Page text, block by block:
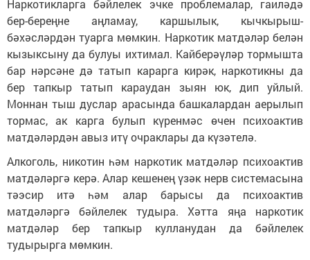
Наркотикларга бәйлелек эчке проблемалар, гаиләдә
бер-береңне аңламау, каршылык, кычкырыш-
бәхәсләрдән туарга мөмкин. Наркотик матдәләр белән
кызыксыну да булуы ихтимал. Кайберәүләр тормышта
бар нәрсәне дә татып карарга кирәк, наркотикны да
бер тапкыр татып караудан зыян юк, дип уйлый.
Моннан тыш дуслар арасында башкалардан аерылып
тормас, ак карга булып күренмәс өчен психоактив
матдәләрдән авыз итү очраклары да күзәтелә.
Алкоголь, никотин һәм наркотик матдәләр психоактив
матдәләргә керә. Алар кешенең үзәк нерв системасына
тәэсир итә һәм алар барысы да психоактив
матдәләргә бәйлелек тудыра. Хәтта яңа наркотик
матдәләр бер тапкыр кулланудан да бәйлелек
тудырырга мөмкин.